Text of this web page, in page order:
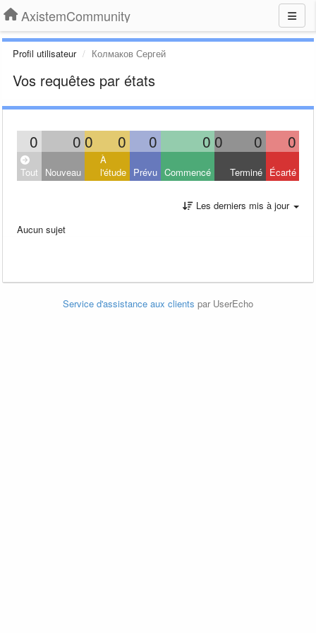
AxistemCommunity
Profil utilisateur Колмаков Сергей
Vos requêtes par états
0 0 0 0 0 0 0 0 0
Tout Nouveau
À
l'étude Prévu Commencé Terminé Écarté
Les derniers mis à jour
Aucun sujet
Service d'assistance aux clients par UserEcho